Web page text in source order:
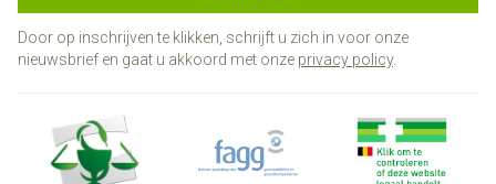
Door op inschrijven te klikken, schrijft u zich in voor onze
nieuwsbrief en gaat u akkoord met onze privacy policy.